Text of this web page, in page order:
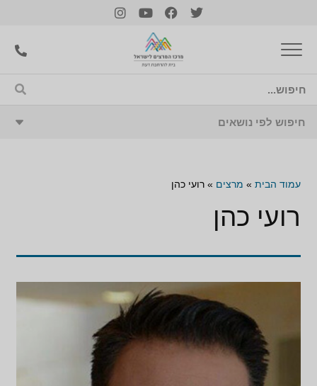
עמוד הבית » מרצים »רועי כהן
רועי כהן